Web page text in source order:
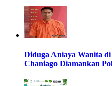
Diduga Aniaya Wanita
Chaniago Diamankan